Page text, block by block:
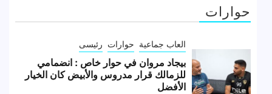
حوارات
العاب جماعية حوارات رئيسى
بيجاد مروان في حوار خاص : انضمامي
للزمالك قرار مدروس والأبيض كان الخيار
الأفضل